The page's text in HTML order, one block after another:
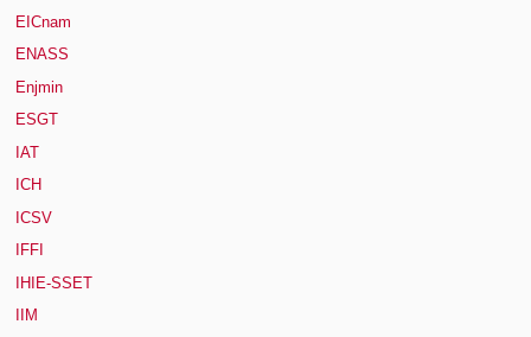
EICnam
ENASS
Enjmin
ESGT
IAT
ICH
ICSV
IFFI
IHIE-SSET
IIM